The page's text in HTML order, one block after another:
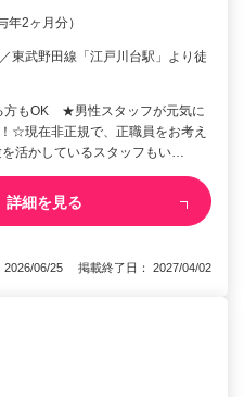
年2ヶ月分）
東武野田線「江戸川台駅」より徒
方もOK ★男性スタッフが元気に
☆現在非正規で、正職員をお考え
活かしているスタッフもい…
詳細を見る
2026/06/25 掲載終了日： 2027/04/02